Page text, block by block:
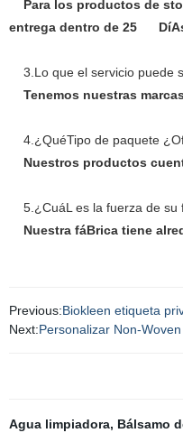
Para los productos de
entrega dentro de 25
3.Lo que el servicio puede
Tenemos nuestras
4.¿QuéTipo de paquete
Nuestros productos
5.¿CuáL es la fuerza de su
Nuestra fáBrica tiene
Previous:Biokleen etiqueta
Next:Personalizar Non-
Agua limpiadora, Bálsamo